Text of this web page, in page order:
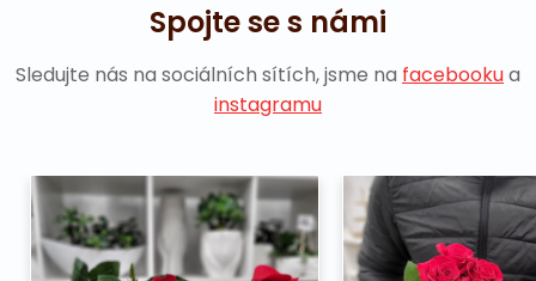
Spojte se s námi
Sledujte nás na sociálních sítích, jsme na facebookua
instagramu